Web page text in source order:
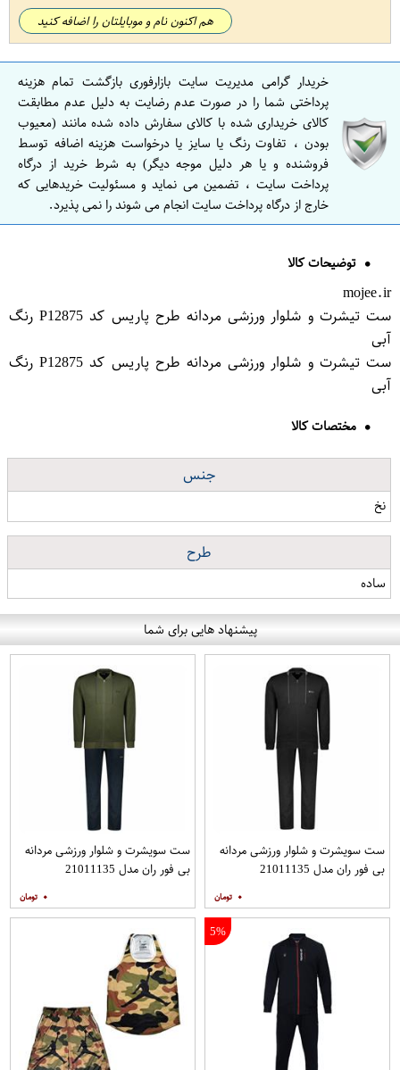
هم اکنون نام و موبایلتان را اضافه کنید
خریدار گرامی مدیریت سایت بازارفوری بازگشت تمام هزینه
پرداختی شما را در صورت عدم رضایت به دلیل عدم مطابقت
کالای خریداری شده با کالای سفارش داده شده مانند (معیوب
بودن ، تفاوت رنگ یا سایز یا درخواست هزینه اضافه توسط
فروشنده و یا هر دلیل موجه دیگر) به شرط خرید از درگاه
پرداخت سایت ، تضمین می نماید و مسئولیت خریدهایی که
خارج از درگاه پرداخت سایت انجام می شوند را نمی پذیرد.
توضیحات کالا
mojee.ir
ست تیشرت و شلوار ورزشی مردانه طرح پاریس کد P12875 رنگ
آبی
ست تیشرت و شلوار ورزشی مردانه طرح پاریس کد P12875 رنگ
آبی
مختصات کالا
جنس
نخ
طرح
ساده
پیشنهاد هایی برای شما
ست سویشرت و شلوار ورزشی مردانه
بی فور ران مدل 21011135
۰
ست سویشرت و شلوار ورزشی مردانه
بی فور ران مدل 21011135
۰
5%